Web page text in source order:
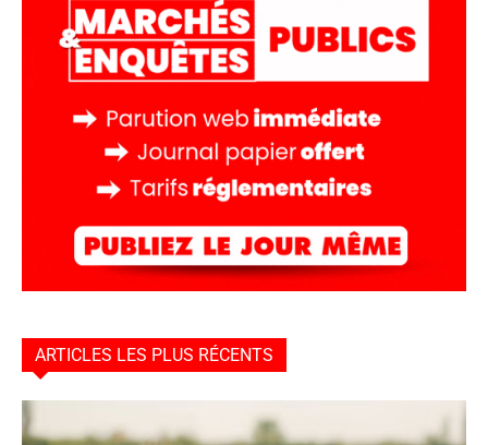
ARTICLES LES PLUS RÉCENTS